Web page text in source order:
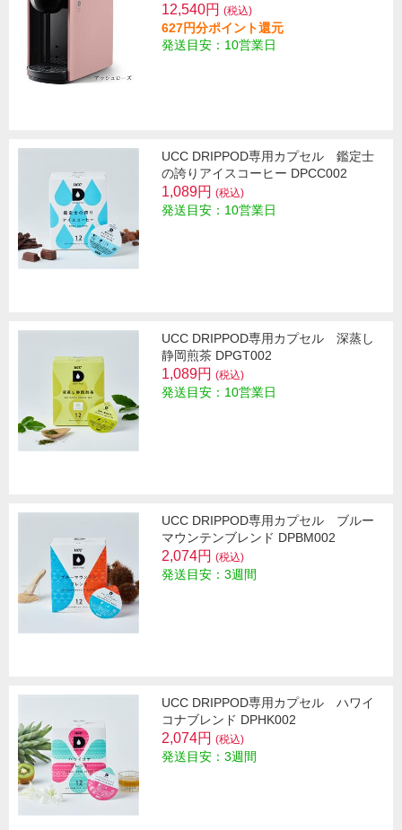
12,540円 (税込)
627円分ポイント還元
発送目安：10営業日
UCC DRIPPOD専用カプセル 鑑定士
の誇りアイスコーヒー DPCC002
1,089円 (税込)
発送目安：10営業日
UCC DRIPPOD専用カプセル 深蒸し
静岡煎茶 DPGT002
1,089円 (税込)
発送目安：10営業日
UCC DRIPPOD専用カプセル ブルー
マウンテンブレンド DPBM002
2,074円 (税込)
発送目安：3週間
UCC DRIPPOD専用カプセル ハワイ
コナブレンド DPHK002
2,074円 (税込)
発送目安：3週間